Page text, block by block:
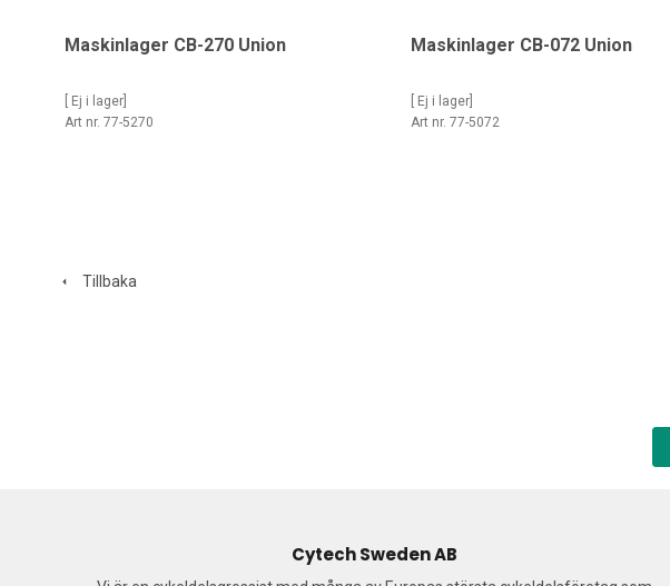
Maskinlager CB-270 Union
[ Ej i lager]
Art nr. 77-5270
Maskinlager CB-072 Union
[ Ej i lager]
Art nr. 77-5072
Tillbaka
Cytech Sweden AB